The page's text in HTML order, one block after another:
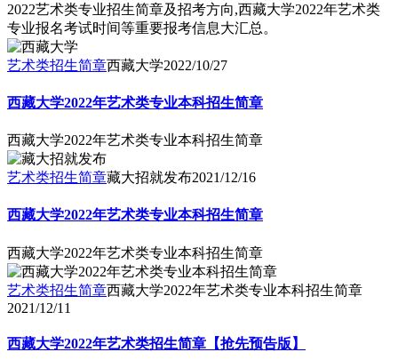
2022艺术类专业招生简章及招考方向,西藏大学2022年艺术类
专业报名考试时间等重要报考信息大汇总。
艺术类招生简章西藏大学2022/10/27
西藏大学2022年艺术类专业本科招生简章
西藏大学2022年艺术类专业本科招生简章
艺术类招生简章藏大招就发布2021/12/16
西藏大学2022年艺术类专业本科招生简章
西藏大学2022年艺术类专业本科招生简章
艺术类招生简章西藏大学2022年艺术类专业本科招生简章
2021/12/11
西藏大学2022年艺术类招生简章【抢先预告版】